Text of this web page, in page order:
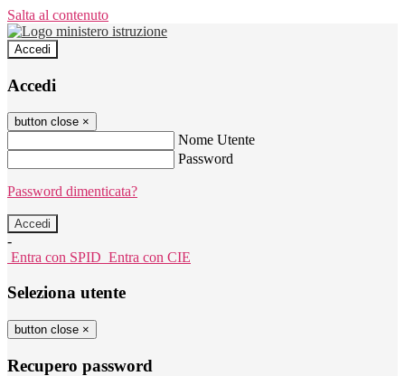
Salta al contenuto
Accedi
Accedi
button close ×
Nome Utente
Password
Password dimenticata?
-
Entra con SPID Entra con CIE
Seleziona utente
button close ×
Recupero password